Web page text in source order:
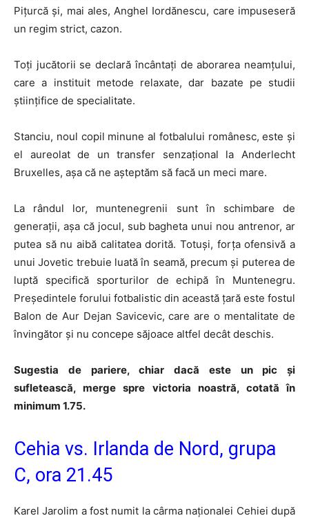
Pițurcă și, mai ales, Anghel Iordănescu, care impuseseră
un regim strict, cazon.
Toți jucătorii se declară încântați de aborarea neamțului,
care a instituit metode relaxate, dar bazate pe studii
științifice de specialitate.
Stanciu, noul copil minune al fotbalului românesc, este și
el aureolat de un transfer senzațional la Anderlecht
Bruxelles, așa că ne așteptăm să facă un meci mare.
La rândul lor, muntenegrenii sunt în schimbare de
generații, așa că jocul, sub bagheta unui nou antrenor, ar
putea să nu aibă calitatea dorită. Totuși, forța ofensivă a
unui Jovetic trebuie luată în seamă, precum și puterea de
luptă specifică sporturilor de echipă în Muntenegru.
Președintele forului fotbalistic din această țară este fostul
Balon de Aur Dejan Savicevic, care are o mentalitate de
învingător și nu concepe săjoace altfel decât deschis.
Sugestia de pariere, chiar dacă este un pic și
sufletească, merge spre victoria noastră, cotată în
minimum 1.75.
Cehia vs. Irlanda de Nord, grupa
C, ora 21.45
Karel Jarolim a fost numit la cârma naționalei Cehiei după